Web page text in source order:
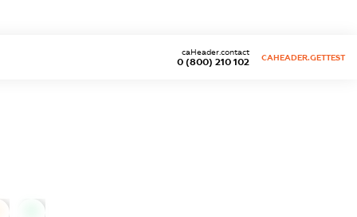
0 (800) 210 102
caHeader.contact
CAHEADER.GETTEST